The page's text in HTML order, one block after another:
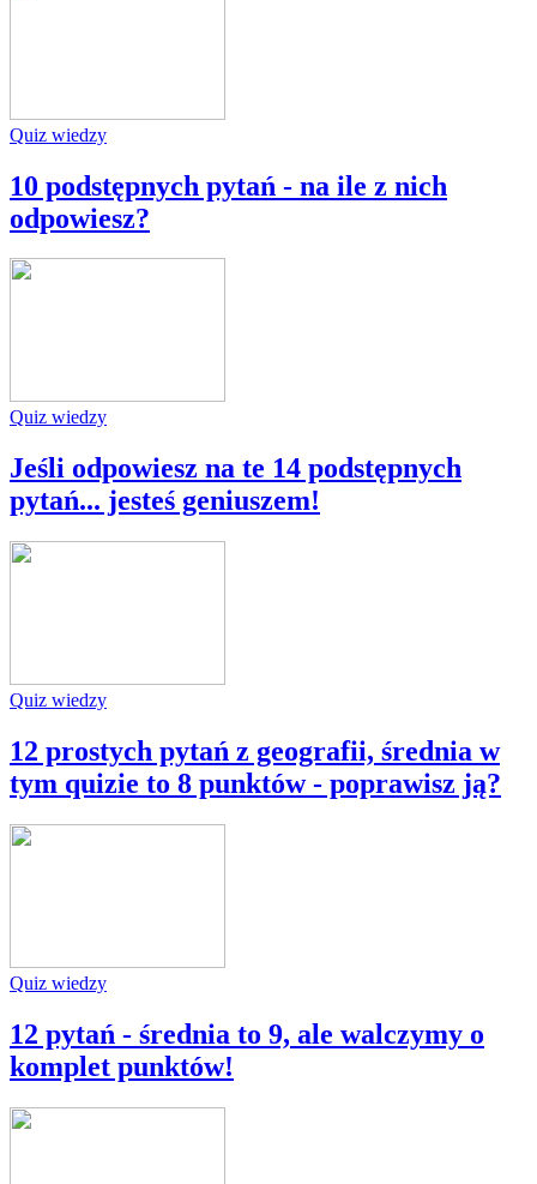
Quiz wiedzy
10 podstępnych pytań - na ile z nich
odpowiesz?
Quiz wiedzy
Jeśli odpowiesz na te 14 podstępnych
pytań... jesteś geniuszem!
Quiz wiedzy
12 prostych pytań z geografii, średnia w
tym quizie to 8 punktów - poprawisz ją?
Quiz wiedzy
12 pytań - średnia to 9, ale walczymy o
komplet punktów!